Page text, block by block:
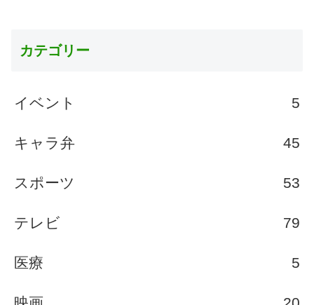
カテゴリー
イベント 5
キャラ弁 45
スポーツ 53
テレビ 79
医療 5